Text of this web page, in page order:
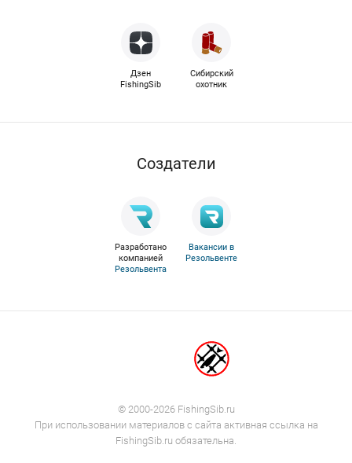
Дзен
FishingSib
Сибирский
охотник
Cоздатели
Разработано
компанией
Резольвента
Вакансии в
Резольвенте
© 2000-2026 FishingSib.ru
При использовании материалов с сайта активная ссылка на
FishingSib.ru обязательна.